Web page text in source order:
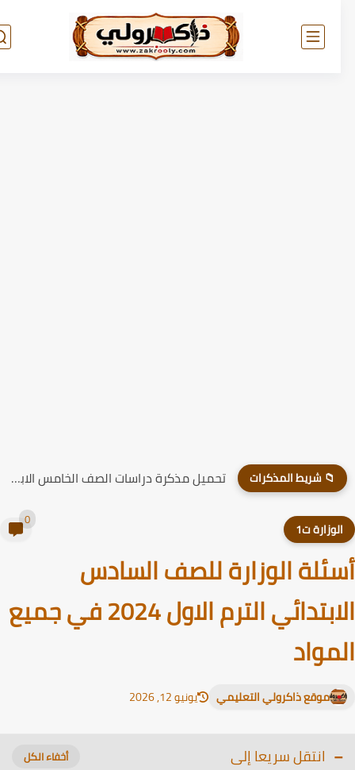
📁 شريط المذكرات تحميل مذكرة دراسات الصف الخامس الابتدائي الترم الاول 2026
ت1
الوزارة للصف السادس
الابتدائي الترم الاول 2024 في جميع
موقع ذاكرولي التعليمي يونيو 12, 2026
انتقل سريعا إلى